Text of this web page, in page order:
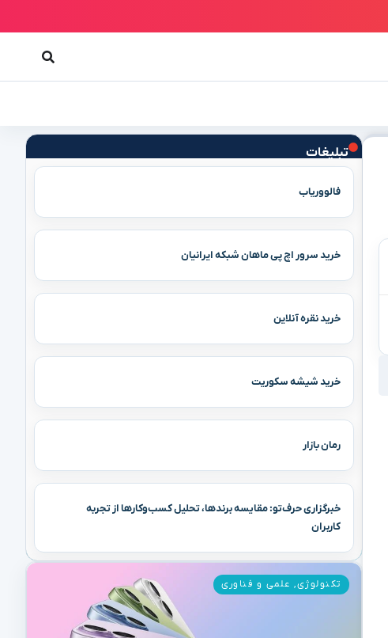
تبلیغات
فالووریاب
خرید سرور اچ پی ماهان شبکه ایرانیان
خرید نقره آنلاین
خرید شیشه سکوریت
رمان بازار
خبرگزاری حرف‌تو: مقایسه برندها، تحلیل کسب‌وکارها از تجربه
کاربران
تکنولوژی, علمی و فناوری